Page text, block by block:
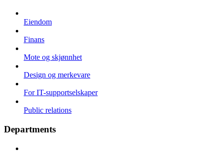
Eiendom
Finans
Mote og skjønnhet
Design og merkevare
For IT-supportselskaper
Public relations
Departments